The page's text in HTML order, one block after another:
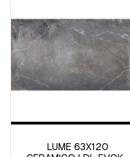
LUME 63X120